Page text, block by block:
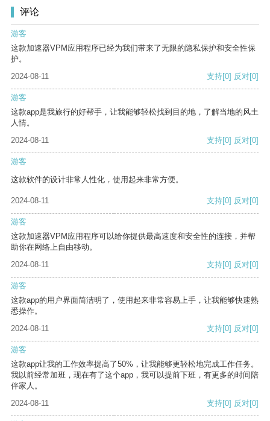
评论
游客
这款加速器VPM应用程序已经为我们带来了无限的隐私保护和安全性保
护。
2024-08-11
支持[0] 反对[0]
游客
这款app是我旅行的好帮手，让我能够轻松找到目的地，了解当地的风土
人情。
2024-08-11
支持[0] 反对[0]
游客
这款软件的设计非常人性化，使用起来非常方便。
2024-08-11 支持[0] 反对[0]
游客
这款加速器VPM应用程序可以给你提供最高速度和安全性的连接，并帮
助你在网络上自由移动。
2024-08-11
支持[0] 反对[0]
游客
这款app的用户界面简洁明了，使用起来非常容易上手，让我能够快速熟
悉操作。
2024-08-11
支持[0] 反对[0]
游客
这款app让我的工作效率提高了50%，让我能够更轻松地完成工作任务。
我以前经常加班，现在有了这个app，我可以提前下班，有更多的时间陪
伴家人。
2024-08-11
支持[0] 反对[0]